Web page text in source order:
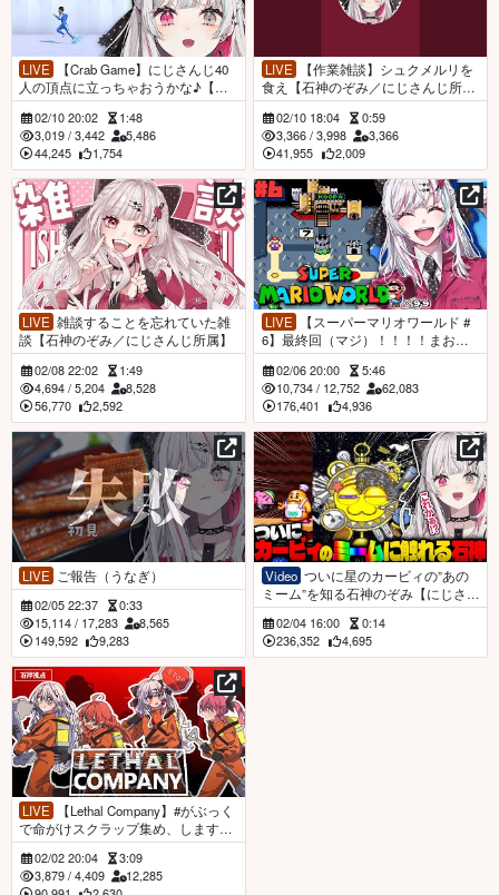
LIVE
人の頂点に立っちゃおうかな♪【石
神のぞみ／にじさんじ所属】
02/10 20:02
1:48
3,019/ 3,442
5,486
44,245
1,754
LIVE
食え【石神のぞみ／にじさんじ所
属】
02/10 18:04
0:59
3,366 /3,998
3,366
41,955
2,009
LIVE
談【石神のぞみ／にじさんじ所属】
02/08 22:02
1:49
4,694/ 5,204
8,528
56,770
2,592
LIVE
6】最終回（マジ）！！！！まおう
クッパのたに #石神レトロゲーム部
【石神のぞみ／にじさんじ所属】
02/06 20:00
5:46
10,734 / 12,752
62,083
176,401
4,936
LIVE ご報告（うなぎ）
02/05 22:37
0:33
15,114/ 17,283
8,565
149,592
9,283
Videoついに星のカービィの”あの
ミーム”を知る石神のぞみ【にじさん
じ／切り抜き／星のカービィSDX／
#石神レトロゲーム部】
02/04 16:00
0:14
236,352
4,695
LIVE 【Lethal Company】#がぶっく
で命がけスクラップ集め、します！
【石神のぞみ／倉持めると／獅子堂
あかり／ソフィア・ヴァレンタイン
／にじさんじ所属】
02/02 20:04
3:09
3,879/ 4,409
12,285